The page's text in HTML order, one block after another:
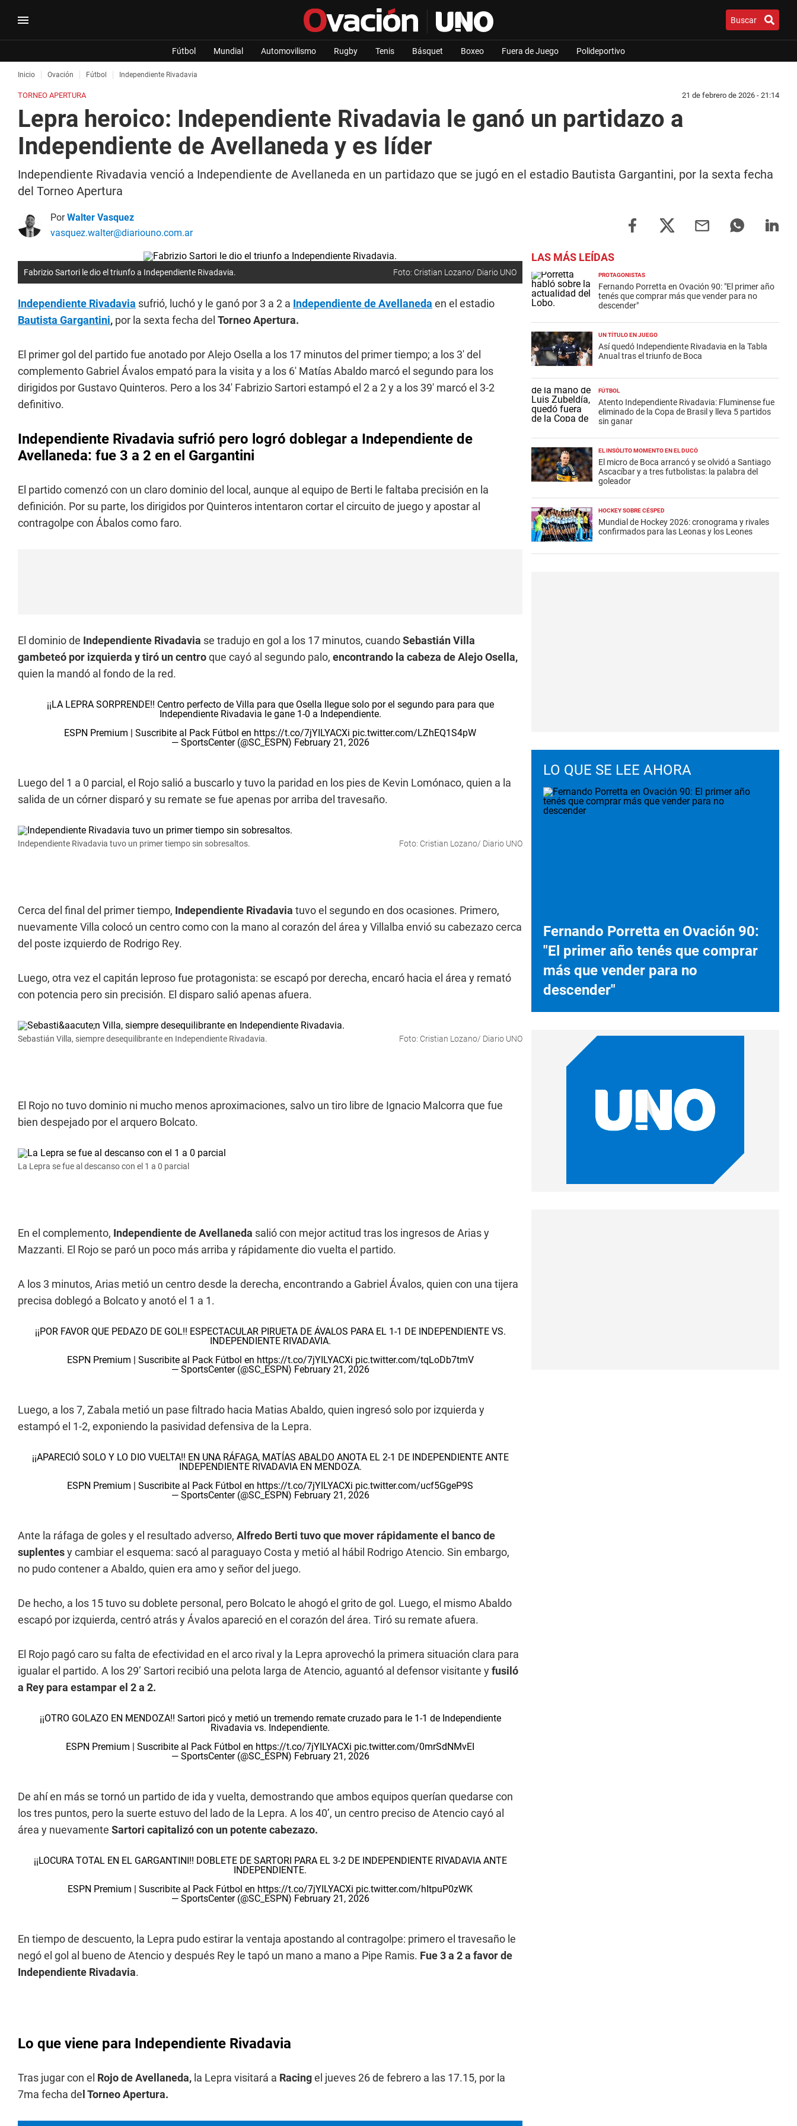
Buscar
Fútbol Mundial Automovilismo Rugby Tenis Básquet Boxeo Fuera de Juego Polideportivo
Inicio Ovación Fútbol Independiente Rivadavia
TORNEO APERTURA 21 de febrero de 2026 - 21:14
Lepra heroico: Independiente Rivadavia le ganó un partidazo a
Independiente de Avellaneda y es líder
Independiente Rivadavia venció a Independiente de Avellaneda en un partidazo que se jugó en el estadio Bautista Gargantini, por la sexta fecha
del Torneo Apertura
PorWalter Vasquez
vasquez.walter@diariouno.com.ar
Fabrizio Sartori le dio el triunfo a Independiente Rivadavia. Foto: Cristian Lozano/ Diario UNO
Independiente Rivadavia sufrió, luchó y le ganó por 3 a 2 a Independiente de Avellaneda en el estadio
Bautista Gargantini, por la sexta fecha del Torneo Apertura.
El primer gol del partido fue anotado por Alejo Osella a los 17 minutos del primer tiempo; a los 3' del
complemento Gabriel Ávalos empató para la visita y a los 6' Matías Abaldo marcó el segundo para los
dirigidos por Gustavo Quinteros. Pero a los 34' Fabrizio Sartori estampó el 2 a 2 y a los 39' marcó el 3-2
definitivo.
Independiente Rivadavia sufrió pero logró doblegar a Independiente de
Avellaneda: fue 3 a 2 en el Gargantini
El partido comenzó con un claro dominio del local, aunque al equipo de Berti le faltaba precisión en la
definición. Por su parte, los dirigidos por Quinteros intentaron cortar el circuito de juego y apostar al
contragolpe con Ábalos como faro.
El dominio de Independiente Rivadavia se tradujo en gol a los 17 minutos, cuandoSebastián Villa
gambeteó por izquierda y tiró un centroque cayó al segundo palo, encontrando la cabeza de Alejo Osella,
quien la mandó al fondo de la red.
¡¡LA LEPRA SORPRENDE!! Centro perfecto de Villa para que Osella llegue solo por el segundo para para que
Independiente Rivadavia le gane 1-0 a Independiente.
ESPN Premium | Suscribite al Pack Fútbol en https://t.co/7jYILYACXi pic.twitter.com/LZhEQ1S4pW
— SportsCenter (@SC_ESPN) February 21, 2026
Luego del 1 a 0 parcial, el Rojo salió a buscarlo y tuvo la paridad en los pies de Kevin Lomónaco, quien a la
salida de un córner disparó y su remate se fue apenas por arriba del travesaño.
Independiente Rivadavia tuvo un primer tiempo sin sobresaltos. Foto: Cristian Lozano/ Diario UNO
Cerca del final del primer tiempo, Independiente Rivadavia tuvo el segundo en dos ocasiones. Primero,
nuevamente Villa colocó un centro como con la mano al corazón del área y Villalba envió su cabezazo cerca
del poste izquierdo de Rodrigo Rey.
Luego, otra vez el capitán leproso fue protagonista: se escapó por derecha, encaró hacia el área y remató
con potencia pero sin precisión. El disparo salió apenas afuera.
Sebastián Villa, siempre desequilibrante en Independiente Rivadavia. Foto: Cristian Lozano/ Diario UNO
El Rojo no tuvo dominio ni mucho menos aproximaciones, salvo un tiro libre de Ignacio Malcorra que fue
bien despejado por el arquero Bolcato.
La Lepra se fue al descanso con el 1 a 0 parcial
En el complemento, Independiente de Avellaneda salió con mejor actitud tras los ingresos de Arias y
Mazzanti. El Rojo se paró un poco más arriba y rápidamente dio vuelta el partido.
A los 3 minutos, Arias metió un centro desde la derecha, encontrando a Gabriel Ávalos, quien con una tijera
precisa doblegó a Bolcato y anotó el 1 a 1.
¡¡POR FAVOR QUE PEDAZO DE GOL!! ESPECTACULAR PIRUETA DE ÁVALOS PARA EL 1-1 DE INDEPENDIENTE VS.
INDEPENDIENTE RIVADAVIA.
ESPN Premium | Suscribite al Pack Fútbol en https://t.co/7jYILYACXi pic.twitter.com/tqLoDb7tmV
— SportsCenter (@SC_ESPN) February 21, 2026
Luego, a los 7, Zabala metió un pase filtrado hacia Matias Abaldo, quien ingresó solo por izquierda y
estampó el 1-2, exponiendo la pasividad defensiva de la Lepra.
¡¡APARECIÓ SOLO Y LO DIO VUELTA!! EN UNA RÁFAGA, MATÍAS ABALDO ANOTA EL 2-1 DE INDEPENDIENTE ANTE
INDEPENDIENTE RIVADAVIA EN MENDOZA.
ESPN Premium | Suscribite al Pack Fútbol en https://t.co/7jYILYACXi pic.twitter.com/ucf5GgeP9S
— SportsCenter (@SC_ESPN) February 21, 2026
Ante la ráfaga de goles y el resultado adverso, Alfredo Berti tuvo que mover rápidamente el banco de
suplentesy cambiar el esquema: sacó al paraguayo Costa y metió al hábil Rodrigo Atencio. Sin embargo,
no pudo contener a Abaldo, quien era amo y señor del juego.
De hecho, a los 15 tuvo su doblete personal, pero Bolcato le ahogó el grito de gol. Luego, el mismo Abaldo
escapó por izquierda, centró atrás y Ávalos apareció en el corazón del área. Tiró su remate afuera.
El Rojo pagó caro su falta de efectividad en el arco rival y la Lepra aprovechó la primera situación clara para
igualar el partido. A los 29’ Sartori recibió una pelota larga de Atencio, aguantó al defensor visitante yfusiló
a Rey para estampar el 2 a 2.
¡¡OTRO GOLAZO EN MENDOZA!! Sartori picó y metió un tremendo remate cruzado para le 1-1 de Independiente
Rivadavia vs. Independiente.
ESPN Premium | Suscribite al Pack Fútbol en https://t.co/7jYILYACXi pic.twitter.com/0mrSdNMvEI
— SportsCenter (@SC_ESPN) February 21, 2026
De ahí en más se tornó un partido de ida y vuelta, demostrando que ambos equipos querían quedarse con
los tres puntos, pero la suerte estuvo del lado de la Lepra. A los 40’, un centro preciso de Atencio cayó al
área y nuevamente Sartori capitalizó con un potente cabezazo.
¡¡LOCURA TOTAL EN EL GARGANTINI!! DOBLETE DE SARTORI PARA EL 3-2 DE INDEPENDIENTE RIVADAVIA ANTE
INDEPENDIENTE.
ESPN Premium | Suscribite al Pack Fútbol en https://t.co/7jYILYACXi pic.twitter.com/hItpuP0zWK
— SportsCenter (@SC_ESPN) February 21, 2026
En tiempo de descuento, la Lepra pudo estirar la ventaja apostando al contragolpe: primero el travesaño le
negó el gol al bueno de Atencio y después Rey le tapó un mano a mano a Pipe Ramis. Fue 3 a 2 a favor de
Independiente Rivadavia.
Lo que viene para Independiente Rivadavia
Tras jugar con el Rojo de Avellaneda, la Lepra visitará a Racingel jueves 26 de febrero a las 17.15, por la
7ma fecha de l Torneo Apertura.
LAS MÁS LEÍDAS
PROTAGONISTAS
Fernando Porretta en Ovación 90: "El primer año
tenés que comprar más que vender para no
descender"
UN TÍTULO EN JUEGO
Así quedó Independiente Rivadavia en la Tabla
Anual tras el triunfo de Boca
FÚTBOL
Atento Independiente Rivadavia: Fluminense fue
eliminado de la Copa de Brasil y lleva 5 partidos
sin ganar
EL INSÓLITO MOMENTO EN EL DUCÓ
El micro de Boca arrancó y se olvidó a Santiago
Ascacíbar y a tres futbolistas: la palabra del
goleador
HOCKEY SOBRE CÉSPED
Mundial de Hockey 2026: cronograma y rivales
confirmados para las Leonas y los Leones
LO QUE SE LEE AHORA
Fernando Porretta en Ovación 90:
"El primer año tenés que comprar
más que vender para no
descender"